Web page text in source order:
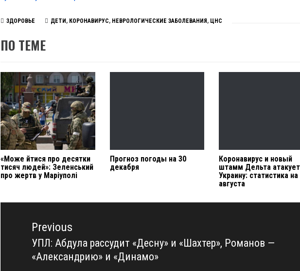
ЗДОРОВЬЕ ДЕТИ , КОРОНАВИРУС, НЕВРОЛОГИЧЕСКИЕ ЗАБОЛЕВАНИЯ , ЦНС
ПО ТЕМЕ
«Може йтися про десятки
тисяч людей»: Зеленський
про жертв у Маріуполі
Прогноз погоды на 30
декабря
Коронавирус и новый
штамм Дельта атакует
Украину: статистика на
августа
Навигация
записямPrevious
Previous
post:
УПЛ: Абдула рассудит «Десну» и «Шахтер», Романов —
«Александрию» и «Динамо»